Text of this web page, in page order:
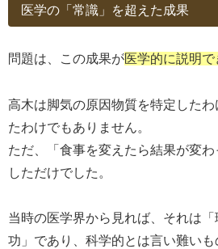
医学の「常識」を超えた成果
問題は、この成果が医学的に説明
高木は脚気の原因物質を特定した
たわけでもありません。
ただ、「食事を変えたら結果が変
しただけでした。
当時の医学界から見れば、それは
功」であり、科学的とは言い難いも